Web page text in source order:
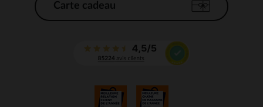
Carte cadeau